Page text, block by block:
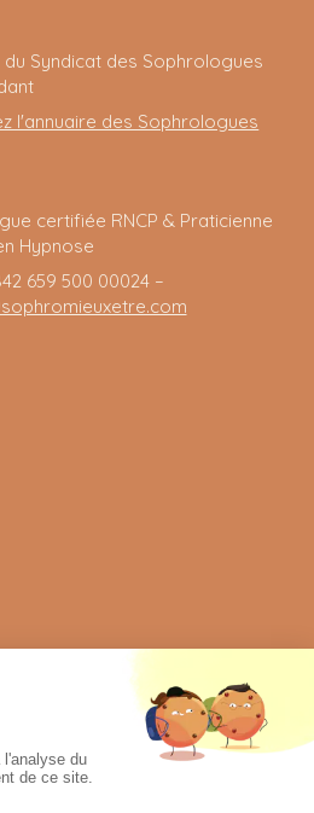
du Syndicat des Sophrologues
l'annuaire des Sophrologues
certifiée RNCP & Praticienne
Hypnose
659 500 00024 –
du site